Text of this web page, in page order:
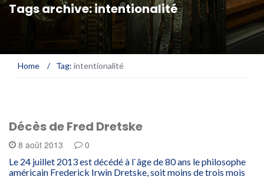
Tags archive: intentionalité
Home / Tag: intentionalité
Décès de Fred Dretske
8 août 2013 0
Le 24 juillet 2013 est décédé à l`âge de 80 ans le philosophe
américain Frederick Irwin Dretske, soit moins de trois mois